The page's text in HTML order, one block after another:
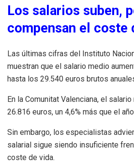
Los salarios suben,
compensan el coste
Las últimas cifras del Instituto
muestran que el salario medio
hasta los 29.540 euros brutos
En la Comunitat Valenciana, el
26.816 euros, un 4,6% más que el
Sin embargo, los especialistas
salarial sigue siendo insuficiente
coste de vida.